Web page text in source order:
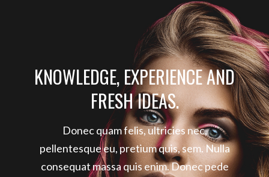
KNOWLEDGE, EXPERIENCE AND
FRESH IDEAS.
Donec quam felis, ultricies nec,
pellentesque eu, pretium quis, sem. Nulla
consequat massa quis enim. Donec pede